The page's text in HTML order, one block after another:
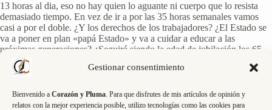
Gestionar consentimiento
Bienvenido a Corazón y Pluma. Para que disfrutes de mis artículos de opinión y
relatos con la mejor experiencia posible, utilizo tecnologías como las cookies para
13 horas al dia, eso no hay quien lo aguante ni cuerpo que lo resista
demasiado tiempo. En vez de ir a por las 35 horas semanales vamos
casi a por el doble. ¿Y los derechos de los trabajadores? ¿El Estado se
va a poner en plan «papá Estado» y va a cuidar a educar a las
próximas generaciones? ¿Seguirá siendo la edad de jubilación los 65
años? No es un futuro alentador. ¿Para ésto nos sirve Europa? No me
extraña que los irlandeses hayan dicho que NO al tratado de Lisboa.
hiciera, que la directiva no se aprobara. Pero… como cada vez
pintamos menos en política exterior (no sé por qué será) pues no ha